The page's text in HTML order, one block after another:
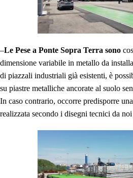
–Le Pese a Ponte Sopra Terra sono
dimensione variabile in metallo da
di piazzali industriali già esistenti, è
su piastre metalliche ancorate al suolo
In caso contrario, occorre predisporre
realizzata secondo i disegni tecnici da